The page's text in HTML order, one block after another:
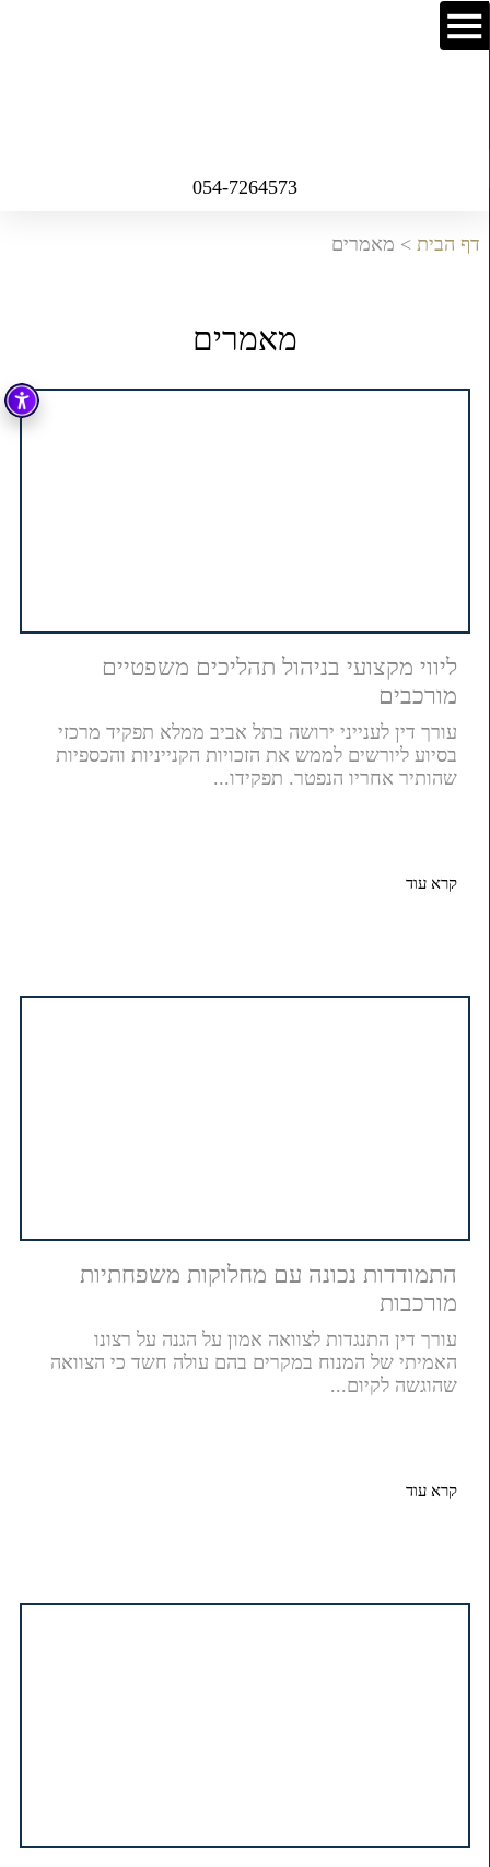
054-7264573
דף הבית> מאמרים
מאמרים
ליווי מקצועי בניהול תהליכים משפטיים
מורכבים
עורך דין לענייני ירושה בתל אביב ממלא תפקיד מרכזי
בסיוע ליורשים לממש את הזכויות הקנייניות והכספיות
שהותיר אחריו הנפטר. תפקידו...
קרא עוד
התמודדות נכונה עם מחלוקות משפחתיות
מורכבות
עורך דין התנגדות לצוואה אמון על הגנה על רצונו
האמיתי של המנוח במקרים בהם עולה חשד כי הצוואה
שהוגשה לקיום...
קרא עוד